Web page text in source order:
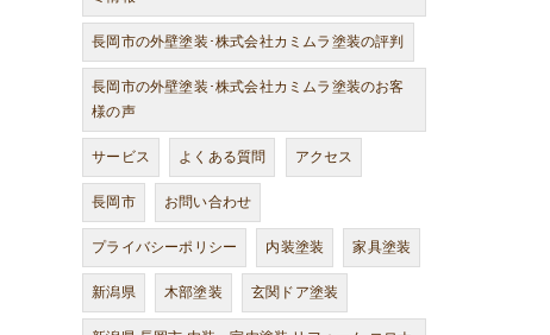
長岡市の外壁塗装･株式会社カミムラ塗装の評判
長岡市の外壁塗装･株式会社カミムラ塗装のお客
様の声
サービス
よくある質問
アクセス
長岡市
お問い合わせ
プライバシーポリシー
内装塗装
家具塗装
新潟県
木部塗装
玄関ドア塗装